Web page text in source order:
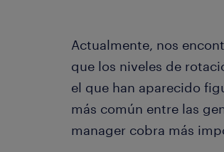
Actualmente, nos
que los niveles de
el que han aparecido
más común entre las
manager cobra más